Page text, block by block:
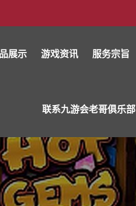
展示 游戏资讯 服务宗旨
联系九游会老哥俱乐部